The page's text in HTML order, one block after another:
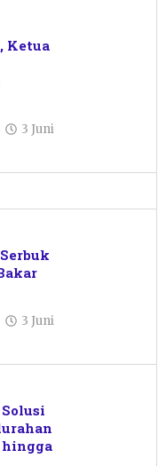
Ketua
3 Juni
3 Juni
hingga